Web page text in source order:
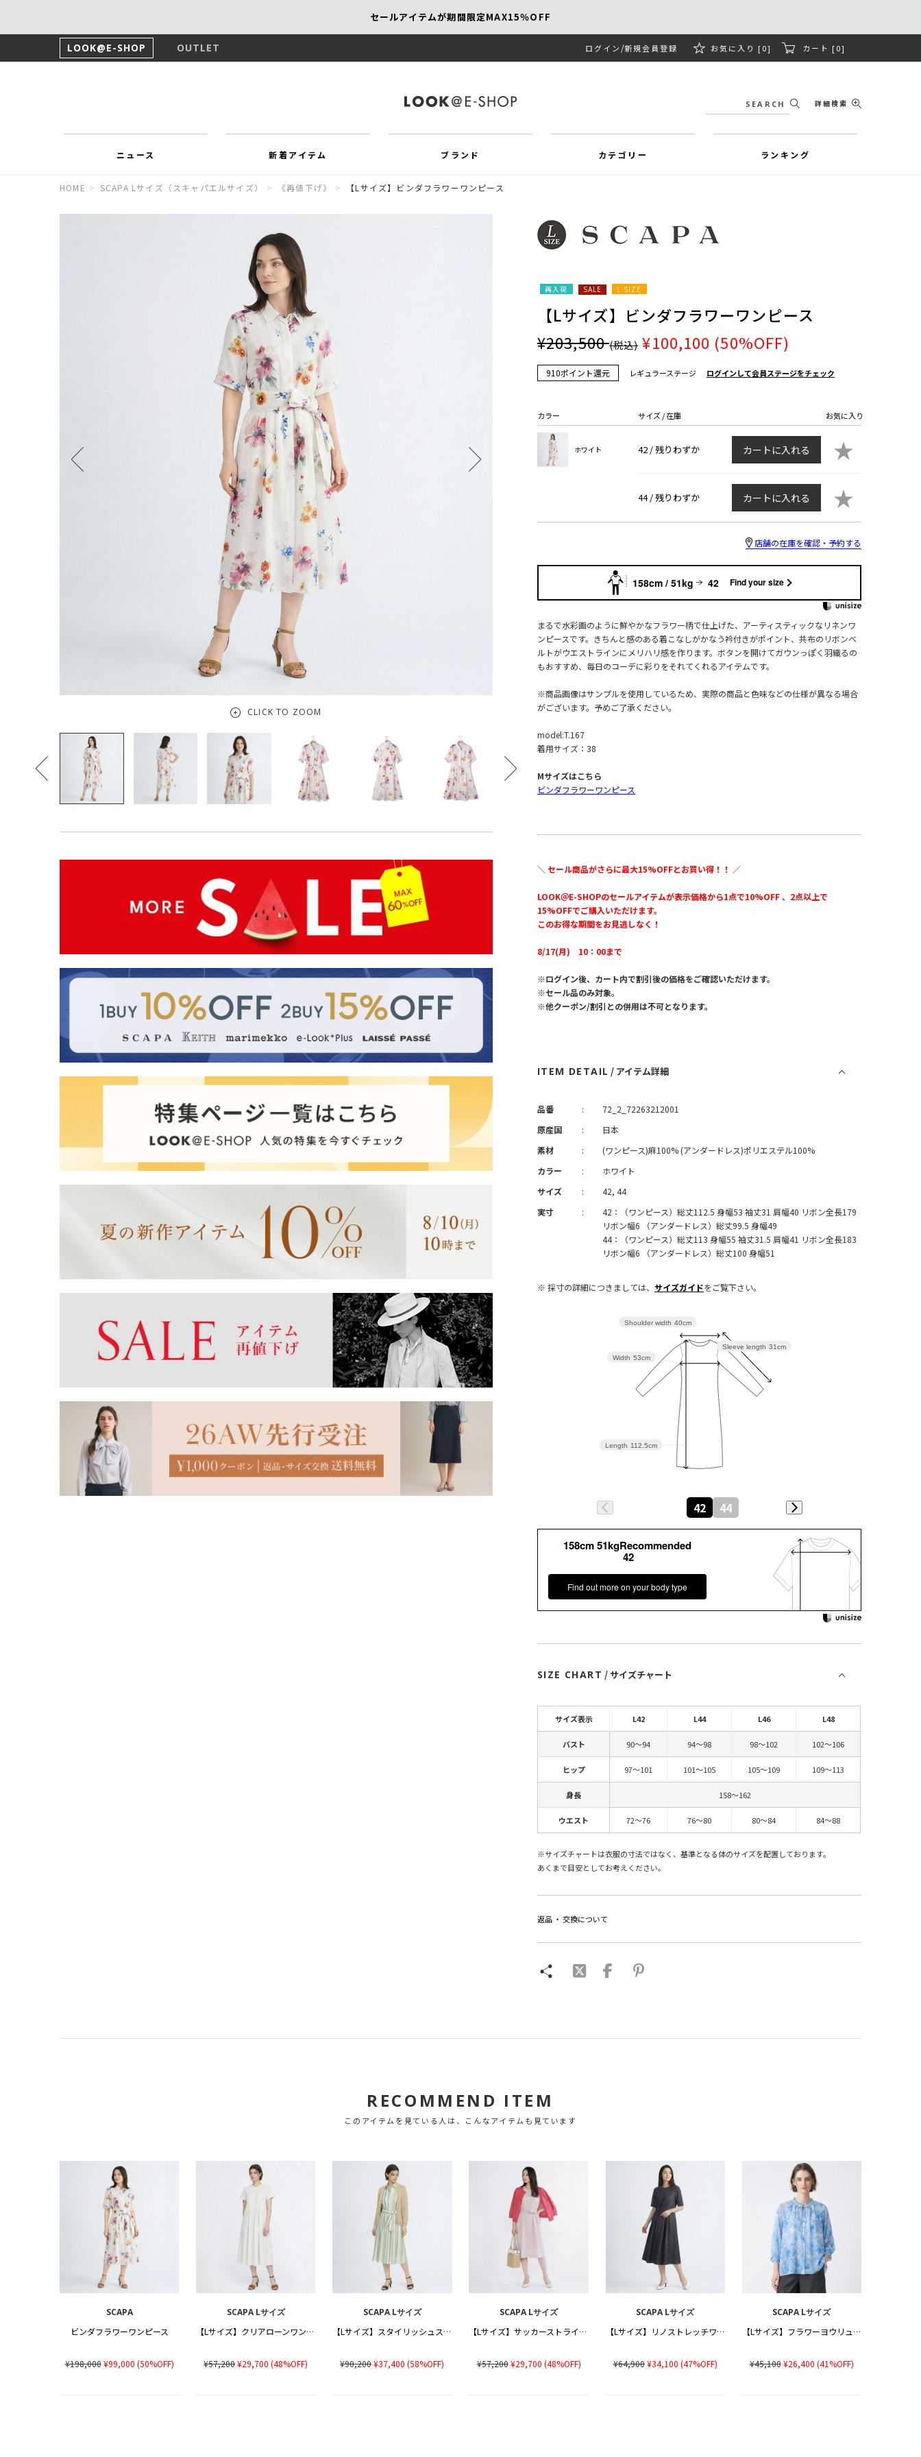
セールアイテムが期間限定MAX15％OFF
LOOK@E-SHOP OUTLET ログイン 新規会員登録 お気に入り [0] カート [0]
詳細検索
ニュース 新着アイテム ブランド カテゴリー ランキング
HOME > SCAPA Lサイズ（スキャパエルサイズ） > 《再値下げ》 > 【Lサイズ】ビンダフラワーワンピース
CLICK TO ZOOM
再入荷 SALE L SIZE
【Lサイズ】ビンダフラワーワンピース
¥203,500(税込) ¥100,100 (50%OFF)
910ポイント還元 レギュラーステージ ログインして会員ステージをチェック
カラー サイズ / 在庫 お気に入り
ホワイト 42 /残りわずか カートに入れる ★
44 /残りわずか カートに入れる ★
店舗の在庫を確認・予約する
158cm / 51kg 42 Find your size
まるで水彩画のように鮮やかなフラワー柄で仕上げた、アーティスティックなリネンワ
ンピースです。きちんと感のある着こなしがかなう衿付きがポイント、共布のリボンベ
ルトがウエストラインにメリハリ感を作ります。ボタンを開けてガウンっぽく羽織るの
もおすすめ、毎日のコーデに彩りをそれてくれるアイテムです。
※商品画像はサンプルを使用しているため、実際の商品と色味などの仕様が異なる場合
がございます。予めご了承ください。
model:T.167
着用サイズ：38
Mサイズはこちら
ビンダフラワーワンピース
＼ セール商品がさらに最大15%OFFとお買い得！！ ／
LOOK＠E-SHOPのセールアイテムが表示価格から1点で10%OFF 、2点以上で
15%OFFでご購入いただけます。
このお得な期間をお見逃しなく！
8/17(月) 10：00まで
※ログイン後、カート内で割引後の価格をご確認いただけます。
※セール品のみ対象。
※他クーポン/割引との併用は不可となります。
ITEM DETAIL / アイテム詳細
品番 :
72_2_72263212001
原産国
:
日本
素材
:
(ワンピース)麻100% (アンダードレス)ポリエステル100%
カラー
:
ホワイト
サイズ
:
42, 44
実寸
:
42：（ワンピース）総丈112.5 身幅53 袖丈31 肩幅40 リボン全長179
リボン幅6 （アンダードレス）総丈99.5 身幅49
44：（ワンピース）総丈113 身幅55 袖丈31.5 肩幅41 リボン全長183
リボン幅6 （アンダードレス）総丈100 身幅51
※ 採寸の詳細につきましては、サイズガイドをご覧下さい。
Sleeve length 31cm
Length 112.5cm
Width 53cm
Shoulder width 40cm
42 44
158cm 51kgRecommended
42
Find out more on your body type
SIZE CHART / サイズチャート
サイズ表示 L42 L44 L46 L48
バスト 90～94 94～98 98～102 102～106
ヒップ 97～101 101～105 105～109 109～113
身長 158～162
ウエスト 72～76 76～80 80～84 84～88
※サイズチャートは衣服の寸法ではなく、基準となる体のサイズを配置しております。
あくまで目安としてお考えください。
返品 ・ 交換について
RECOMMEND ITEM
このアイテムを見ている人は、こんなアイテムも見ています
SCAPA
ビンダフラワーワンピース
¥198,000¥99,000 (50%OFF)
SCAPA Lサイズ
【Lサイズ】クリアローンワンピース
¥57,200¥29,700 (48%OFF)
SCAPA Lサイズ
【Lサイズ】スタイリッシュストライプワンピース
¥90,200¥37,400 (58%OFF)
SCAPA Lサイズ
【Lサイズ】サッカーストライプワンピース
¥57,200 ¥29,700 (48%OFF)
SCAPA Lサイズ
【Lサイズ】リノストレッチワンピース
¥64,900¥34,100 (47%OFF)
SCAPA Lサイズ
【Lサイズ】フラワーヨウリュウブラウス
¥45,100¥26,400 (41%OFF)